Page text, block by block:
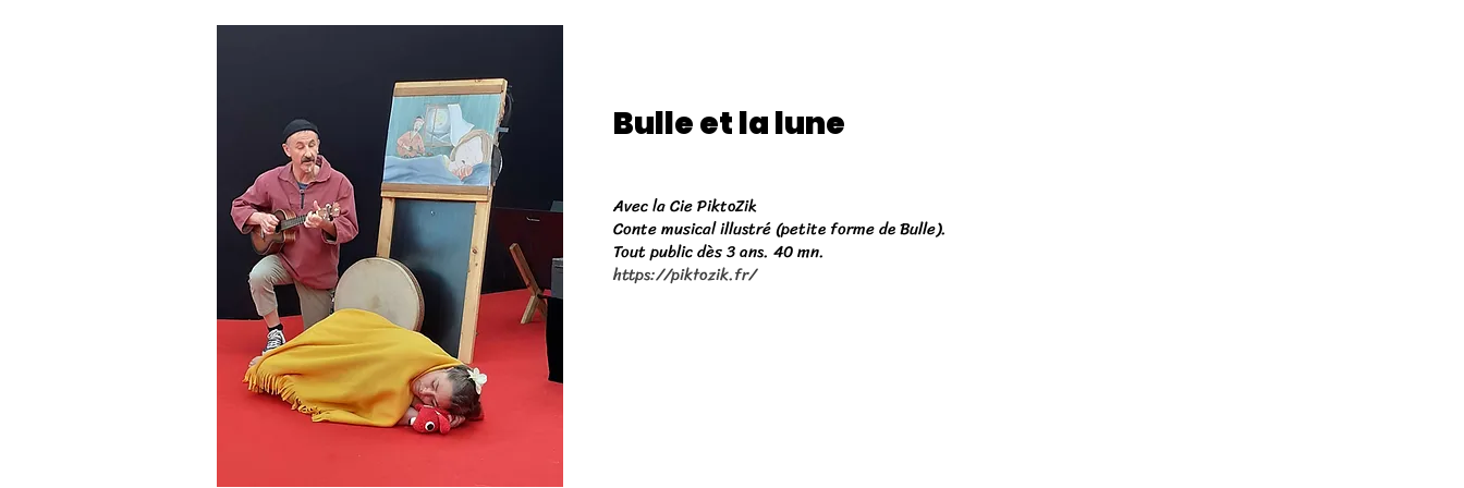
Bulle et la lune
Avec la Cie PiktoZik
Conte musical illustré (petite forme de Bulle).
Tout public dès 3 ans. 40 mn.
https://piktozik.fr/